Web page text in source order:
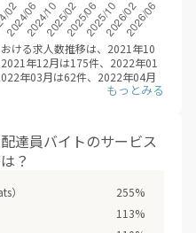
ける求人数推移は、2021年10
年12月は175件、2022年01
年03月は62件、2022年04月
年06月は140件、2022年07月
03月は133件、2023年04月は
06月は126件、2023年07月は
月は187件、2023年10月は
03月は297件、2024年04月は
09月は199件、2024年10月は
達員バイトのサービス
？
）
255%
113%